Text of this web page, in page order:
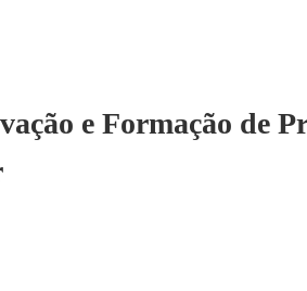
e Formação de